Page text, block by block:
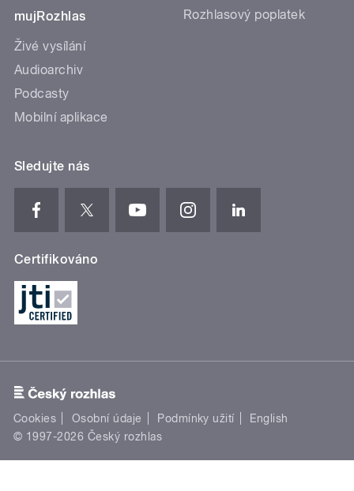
mujRozhlas
Živé vysílání
Audioarchiv
Podcasty
Mobilní aplikace
Rozhlasový poplatek
Sledujte nás
Certifikováno
Cookies Osobní údaje Podmínky užití
English
© 1997-2026 Český rozhlas